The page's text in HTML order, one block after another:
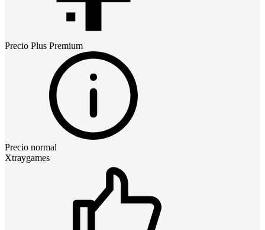
Precio Plus Premium
Precio normal
Xtraygames